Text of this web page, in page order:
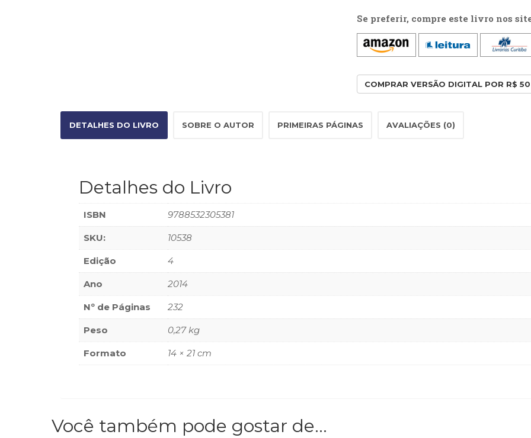
Se preferir, compre este livro nos
COMPRAR VERSÃO DIGITAL POR R$
DETALHES DO LIVRO SOBRE O AUTOR PRIMEIRAS PÁGINAS AVALIAÇÕES (0)
Detalhes do Livro
ISBN 9788532305381
SKU: 10538
Edição 4
Ano 2014
Nº de Páginas 232
Peso 0,27 kg
Formato 14 × 21 cm
Você também pode gostar de…